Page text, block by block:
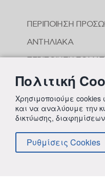
ΠΕΡΙΠΟΙΗΣΗ
ΑΝΤΗΛΙΑΚΑ
ΠΕΡΙΠΟΙΗΣΗ
ΠΕΡΙΠΟΙΗΣΗ
ΣΤΟΜΑΤΙΚΗ ΥΓΙΕΙΝΗ
ΦΡΟΝΤΙΔΑ ΜΩΡΟΥ
ΠΑΙΔΙΚΗ
Πολιτική
Χρησιμοποιούμε
και να αναλύουμε την
δικτύωσης,
Ρυθμίσεις Cookies